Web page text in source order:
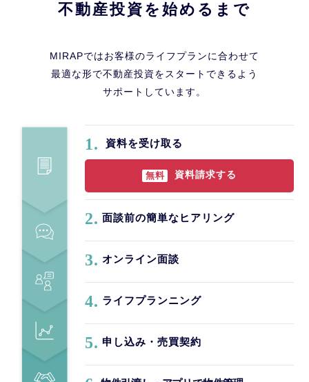
不動産投資を始めるまで
MIRAPではお客様のライフプランに合わせて
最適な形で不動産投資をスタートできるよう
サポートしています。
1. 資料を受け取る
無料 資料請求する
2. 面談前の簡単なヒアリング
3. オンライン面談
4. ライフプランニング
5. 申し込み・売買契約